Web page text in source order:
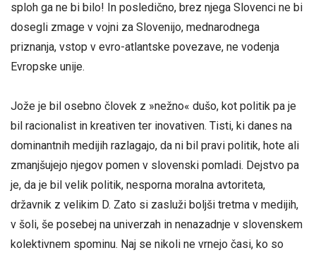
sploh ga ne bi bilo! In posledično, brez njega Slovenci ne bi
dosegli zmage v vojni za Slovenijo, mednarodnega
priznanja, vstop v evro-atlantske povezave, ne vodenja
Evropske unije.
Jože je bil osebno človek z »nežno« dušo, kot politik pa je
bil racionalist in kreativen ter inovativen. Tisti, ki danes na
dominantnih medijih razlagajo, da ni bil pravi politik, hote ali
zmanjšujejo njegov pomen v slovenski pomladi. Dejstvo pa
je, da je bil velik politik, nesporna moralna avtoriteta,
državnik z velikim D. Zato si zasluži boljši tretma v medijih,
v šoli, še posebej na univerzah in nenazadnje v slovenskem
kolektivnem spominu. Naj se nikoli ne vrnejo časi, ko so